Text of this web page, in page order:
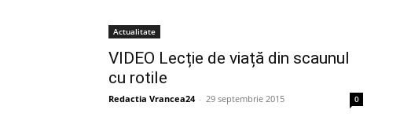
Actualitate
VIDEO Lecție de viață din scaunul
cu rotile
Redactia Vrancea24 - 29 septembrie 2015 0